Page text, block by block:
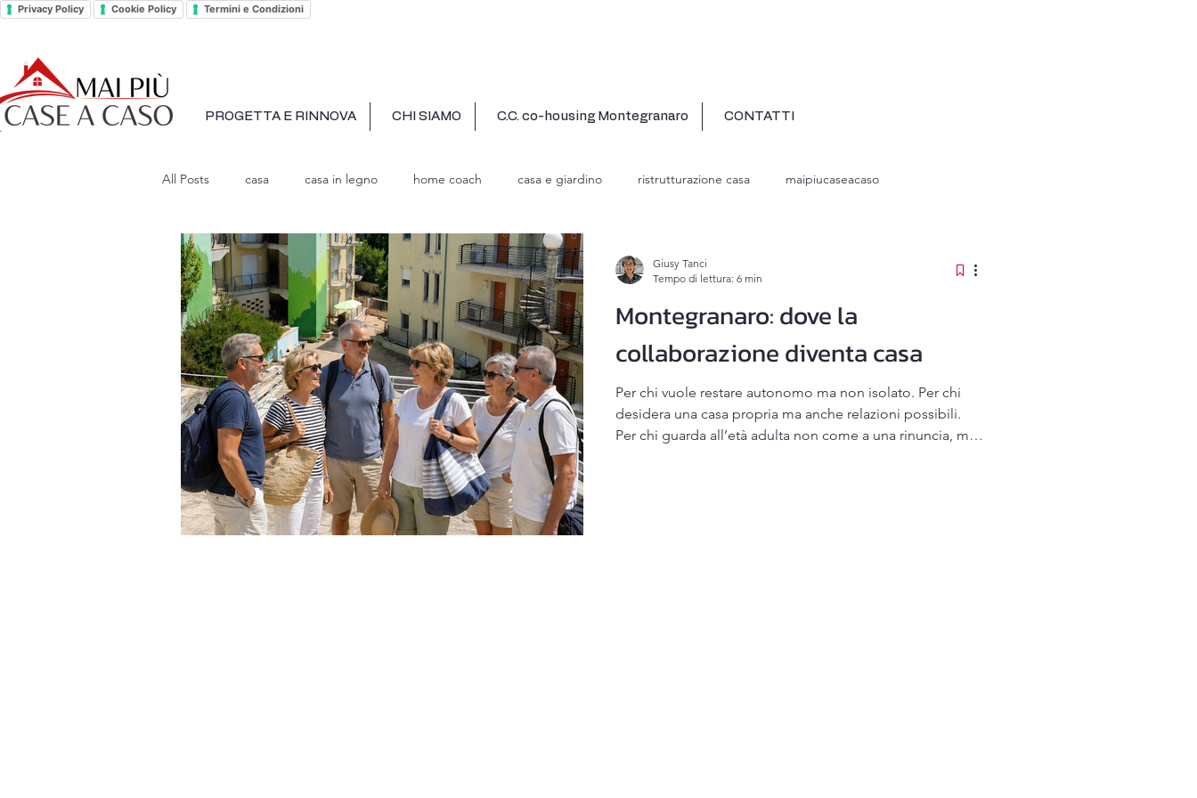
Privacy Policy Cookie Policy Termini e Condizioni
PROGETTA E RINNOVA CHI SIAMO C.C. co-housing Montegranaro CONTATTI
All Posts casa casa in legno home coach casa e giardino ristrutturazione casa maipiucaseacaso
Condomini Collaborativi
Montegranaro: dove la
collaborazione diventa casa
Per chi vuole restare autonomo ma non isolato. Per chi
desidera una casa propria ma anche relazioni possibili.
Per chi guarda all’età adulta non come a una rinuncia, ma
Giusy Tanci
Tempo di lettura: 6 min